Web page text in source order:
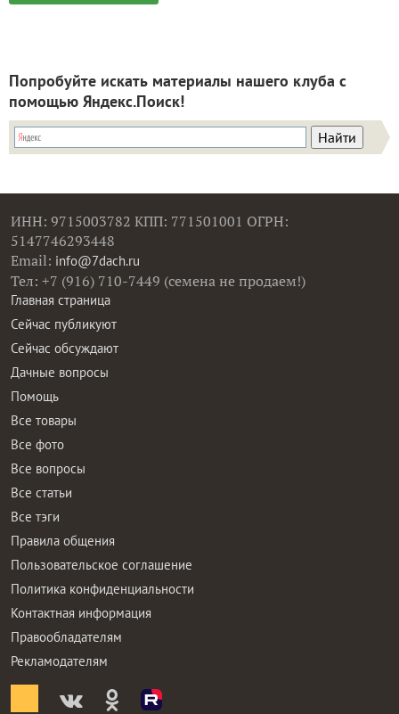
Попробуйте искать материалы нашего клуба с
помощью Яндекс.Поиск!
ИНН: 9715003782 КПП: 771501001 ОГРН:
5147746293448
Email: info@7dach.ru
Тел: +7 (916) 710-7449 (семена не продаем!)
Главная страница
Сейчас публикуют
Сейчас обсуждают
Дачные вопросы
Помощь
Все товары
Все фото
Все вопросы
Все статьи
Все тэги
Правила общения
Пользовательское соглашение
Политика конфиденциальности
Контактная информация
Правообладателям
Рекламодателям